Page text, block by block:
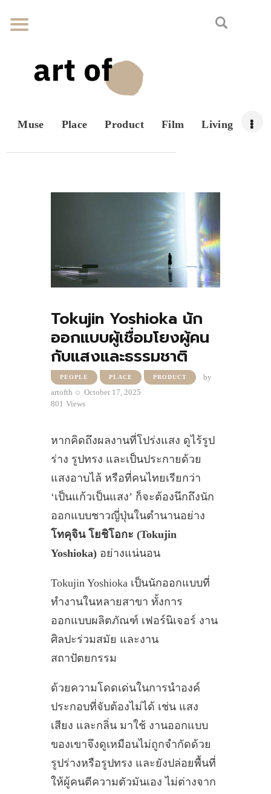
Muse Place Product Film Living
Tokujin Yoshioka นัก
ออกแบบผู้เชื่อมโยงผู้คน
กับแสงและธรรมชาติ
PEOPLE PLACE PRODUCT
by
artofth
October 17, 2025
801 Views
หากคิดถึงผลงานที่โปร่งแสง ดูไร้รูป
ร่าง รูปทรง และเป็นประกายด้วย
แสงอาบไล้ หรือที่คนไทยเรียกว่า
‘เป็นแก้วเป็นแสง’ ก็จะต้องนึกถึงนัก
ออกแบบชาวญี่ปุ่นในตำนานอย่าง
โทคุจิน โยชิโอกะ (Tokujin
Yoshioka) อย่างแน่นอน
Tokujin Yoshioka เป็นนักออกแบบที่
ทำงานในหลายสาขา ทั้งการ
ออกแบบผลิตภัณฑ์ เฟอร์นิเจอร์ งาน
ศิลปะร่วมสมัย และงาน
สถาปัตยกรรม
ด้วยความโดดเด่นในการนำองค์
ประกอบที่จับต้องไม่ได้ เช่น แสง
เสียง และกลิ่น มาใช้ งานออกแบบ
ของเขาจึงดูเหมือนไม่ถูกจำกัดด้วย
รูปร่างหรือรูปทรง และยังปล่อยพื้นที่
ให้ผู้คนตีความตัวมันเอง ไม่ต่างจาก